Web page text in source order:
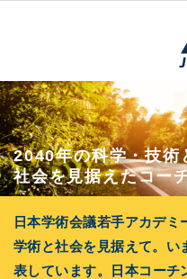
2040年の科学・技術
社会を見据えたコー
日本学術会議若手アカデミ
学術と社会を見据えて。い
表しています。
日本コーチ